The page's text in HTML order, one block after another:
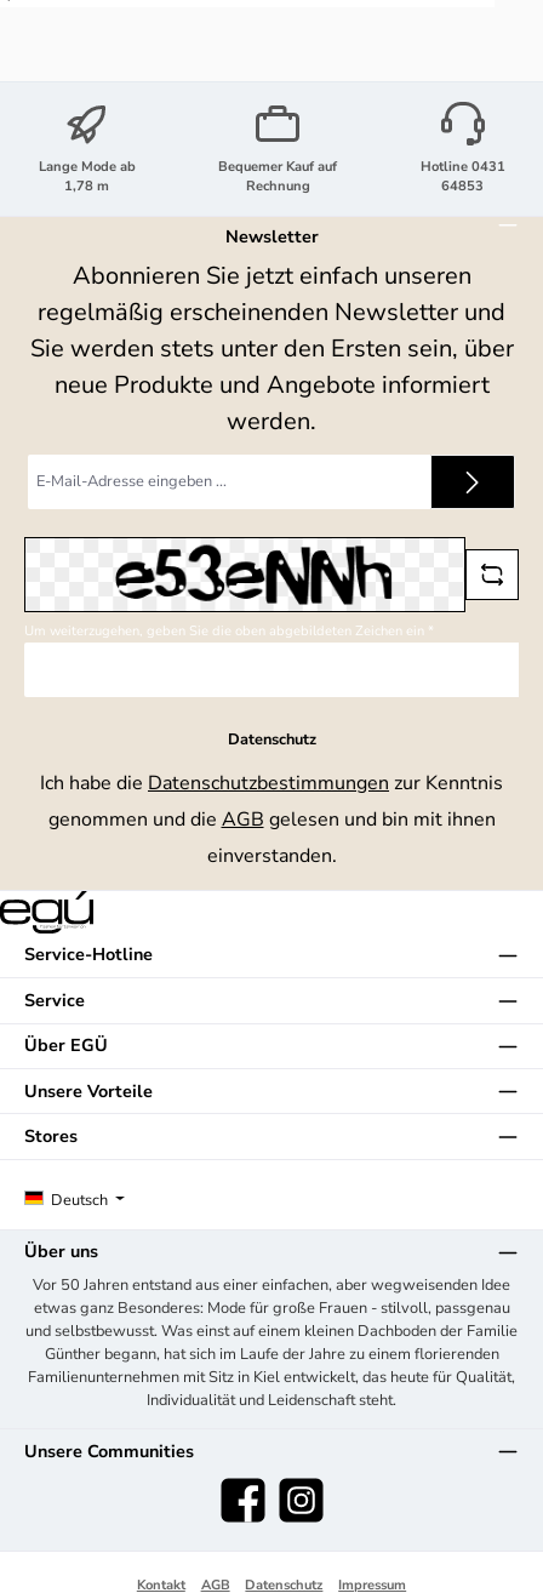
Lange Mode ab
1,78 m
Bequemer Kauf auf
Rechnung
Hotline 0431
64853
Newsletter
Abonnieren Sie jetzt einfach unseren
regelmäßig erscheinenden Newsletter und
Sie werden stets unter den Ersten sein, über
neue Produkte und Angebote informiert
werden.
Mail-
Um weiterzugehen, geben Sie die oben abgebildeten Zeichen ein *
Datenschutz
Ich habe die Datenschutzbestimmungen zur Kenntnis
genommen und die AGB gelesen und bin mit ihnen
einverstanden.
Service-Hotline
Service
Über EGÜ
Unsere Vorteile
Deutsch
Stores
Über uns
Vor 50 Jahren entstand aus einer einfachen, aber wegweisenden Idee
etwas ganz Besonderes: Mode für große Frauen - stilvoll, passgenau
und selbstbewusst. Was einst auf einem kleinen Dachboden der Familie
Günther begann, hat sich im Laufe der Jahre zu einem florierenden
Familienunternehmen mit Sitz in Kiel entwickelt, das heute für Qualität,
Individualität und Leidenschaft steht.
Unsere Communities
Facebook Instagram
Kontakt AGB Datenschutz Impressum